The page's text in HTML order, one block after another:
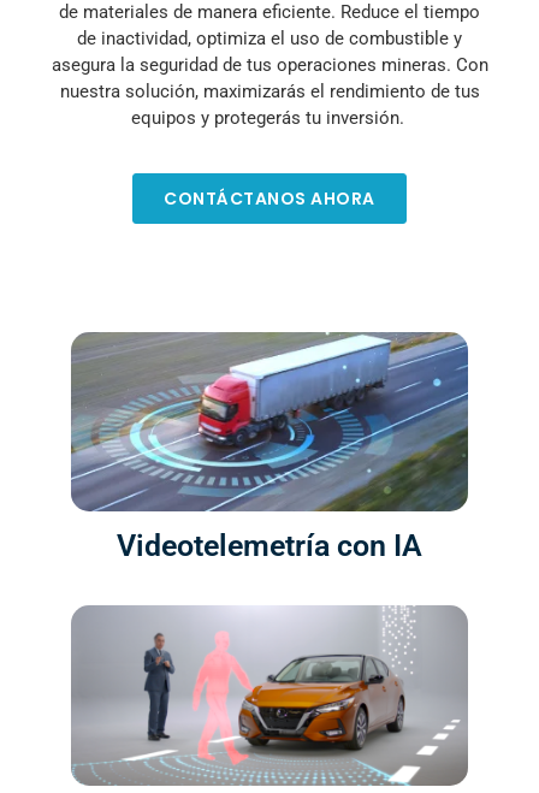
de materiales de manera eficiente. Reduce el tiempo
de inactividad, optimiza el uso de combustible y
asegura la seguridad de tus operaciones mineras. Con
nuestra solución, maximizarás el rendimiento de tus
equipos y protegerás tu inversión.
CONTÁCTANOS AHORA
Videotelemetría con IA